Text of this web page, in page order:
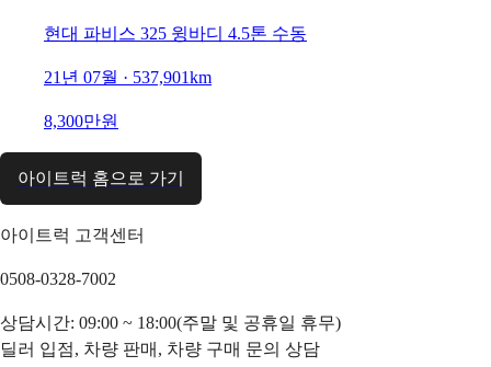
현대 파비스 325 윙바디 4.5톤 수동
21년 07월 · 537,901km
8,300만원
아이트럭 홈으로 가기
아이트럭 고객센터
0508-0328-7002
상담시간: 09:00 ~ 18:00(주말 및 공휴일 휴무)
딜러 입점, 차량 판매, 차량 구매 문의 상담